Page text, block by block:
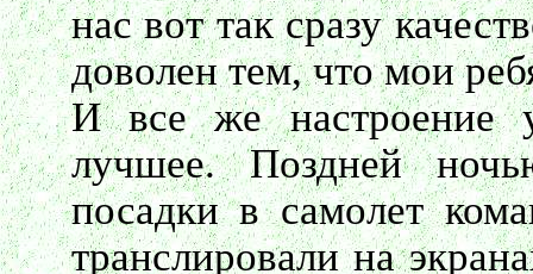
нас вот так сразу
доволен тем, что мои
И все же настроение
лучшее. Поздней
посадки в самолет
транслировали на